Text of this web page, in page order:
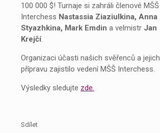
100 000 $! Turnaje si zahráli členové MŠŠ
Interchess Nastassia Ziaziulkina, Anna
Styazhkina, Mark Emdin a velmistr Jan
Krejčí.
Organizaci účasti našich svěřenců a jejich
přípravu zajistilo vedení MŠŠ Interchess.
Výsledky sledujte zde.
Sdílet